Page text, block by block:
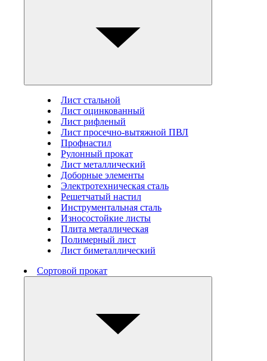
Лист стальной
Лист оцинкованный
Лист рифленый
Лист просечно-вытяжной ПВЛ
Профнастил
Рулонный прокат
Лист металлический
Доборные элементы
Электротехническая сталь
Решетчатый настил
Инструментальная сталь
Износостойкие листы
Плита металлическая
Полимерный лист
Лист биметаллический
Сортовой прокат